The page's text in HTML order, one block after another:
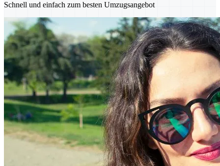
Schnell und einfach zum besten Umzugsangebot